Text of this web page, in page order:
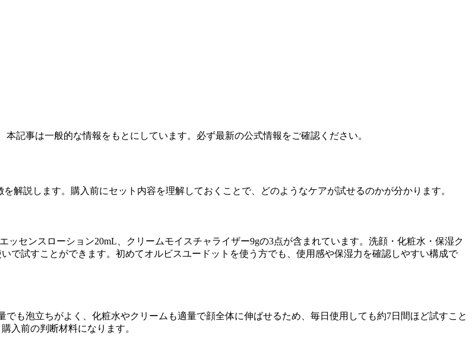
記事は一般的な情報をもとにしています。必ず最新の公式情報をご確認ください。
解説します。購入前にセット内容を理解しておくことで、どのようなケアが試せるのかが分かります。
センスローション20mL、クリームモイスチャライザー9gの3点が含まれています。洗顔・化粧水・保湿ク
で試すことができます。初めてオルビスユードットを使う方でも、使用感や保湿力を確認しやすい構成で
も泡立ちがよく、化粧水やクリームも適量で顔全体に伸ばせるため、毎日使用しても約7日間ほど試すこと
入前の判断材料になります。